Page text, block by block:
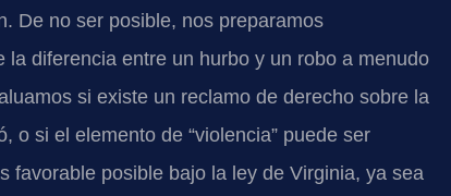
De no ser posible, nos preparamos
diferencia entre un hurbo y un robo a menudo
si existe un reclamo de derecho sobre la
o si el elemento de “violencia” puede ser
favorable posible bajo la ley de Virginia, ya sea